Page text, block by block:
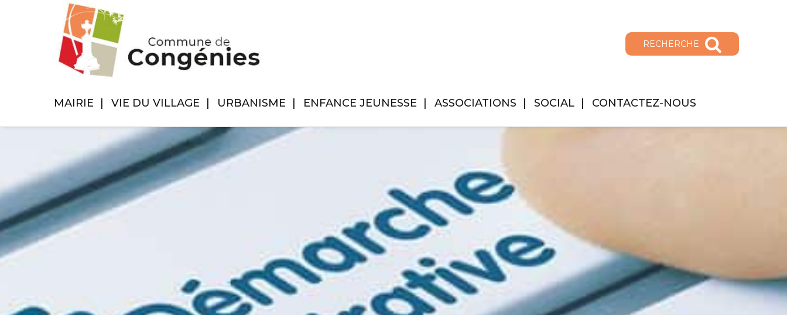
RECHERCHE
MAIRIE VIE DU VILLAGE URBANISME ENFANCE JEUNESSE ASSOCIATIONS SOCIAL CONTACTEZ-NOUS